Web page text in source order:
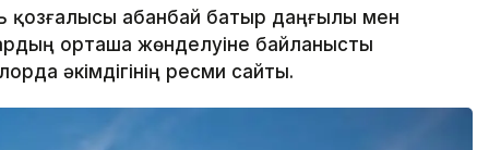
Қабанбай батыр даңғылы мен
орташа жөнделуіне байланысты
әкімдігінің ресми сайты.